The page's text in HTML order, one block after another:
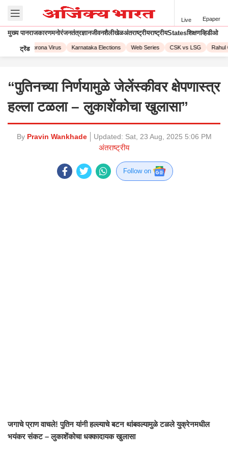
Live Epaper
मुख्य पानराजकारणमनोरंजनतंत्रज्ञानजीवनशैलीखेळअंतराष्ट्रीयराष्ट्रीयStatesशिक्षणव्हिडीओ
ट्रेंडCorona Virus Karnataka Elections Web Series CSK vs LSG Rahul
“पुतिनच्या निर्णयामुळे जेलेंस्कीवर क्षेपणास्त्र
हल्ला टळला – लुकाशेंकोचा खुलासा”
By Pravin Wankhade Updated: Sat, 23 Aug, 2025 5:06 PM
अंतराष्ट्रीय
Follow on
जगाचे प्राण वाचले! पुतिन यांनी हल्ल्याचे बटन थांबवल्यामुळे टळले युक्रेनमधील
भयंकर संकट – लुकाशेंकोचा धक्कादायक खुलासा